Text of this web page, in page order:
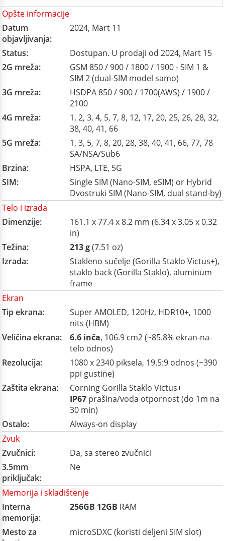
Opšte informacije
Datum
objavljivanja:
2024, Mart 11
Status:
Dostupan. U prodaji od 2024, Mart 15
2G mreža:
GSM 850 / 900 / 1800 / 1900 - SIM 1 &
SIM 2 (dual-SIM model samo)
3G mreža:
HSDPA 850 / 900 / 1700(AWS) / 1900 /
2100
4G mreža:
1, 2, 3, 4, 5, 7, 8, 12, 17, 20, 25, 26, 28, 32,
38, 40, 41, 66
5G mreža:
1, 3, 5, 7, 8, 20, 28, 38, 40, 41, 66, 77, 78
SA/NSA/Sub6
Brzina:
HSPA, LTE, 5G
SIM:
Single SIM (Nano-SIM, eSIM) or Hybrid
Dvostruki SIM (Nano-SIM, dual stand-by)
Telo i izrada
Dimenzije:
161.1 x 77.4 x 8.2 mm (6.34 x 3.05 x 0.32
in)
Težina:
213 g(7.51 oz)
Izrada:
Stakleno sučelje (Gorilla Staklo Victus+),
staklo back (Gorilla Staklo), aluminum
frame
Ekran
Tip ekrana:
Super AMOLED, 120Hz, HDR10+, 1000
nits (HBM)
Veličina ekrana:
6.6 inča, 106.9 cm2 (~85.8% ekran-na-
telo odnos)
Rezolucija:
1080 x 2340 piksela, 19.5:9 odnos (~390
ppi gustine)
Zaštita ekrana:
Corning Gorilla Staklo Victus+
IP67 prašina/voda otpornost (do 1m na
30 min)
Ostalo:
Always-on display
Zvuk
Zvučnici:
Da, sa stereo zvučnici
3.5mm
priključak:
Ne
Memorija i skladištenje
Interna
memorija:
256GB 12GB RAM
Mesto za
microSDXC (koristi deljeni SIM slot)